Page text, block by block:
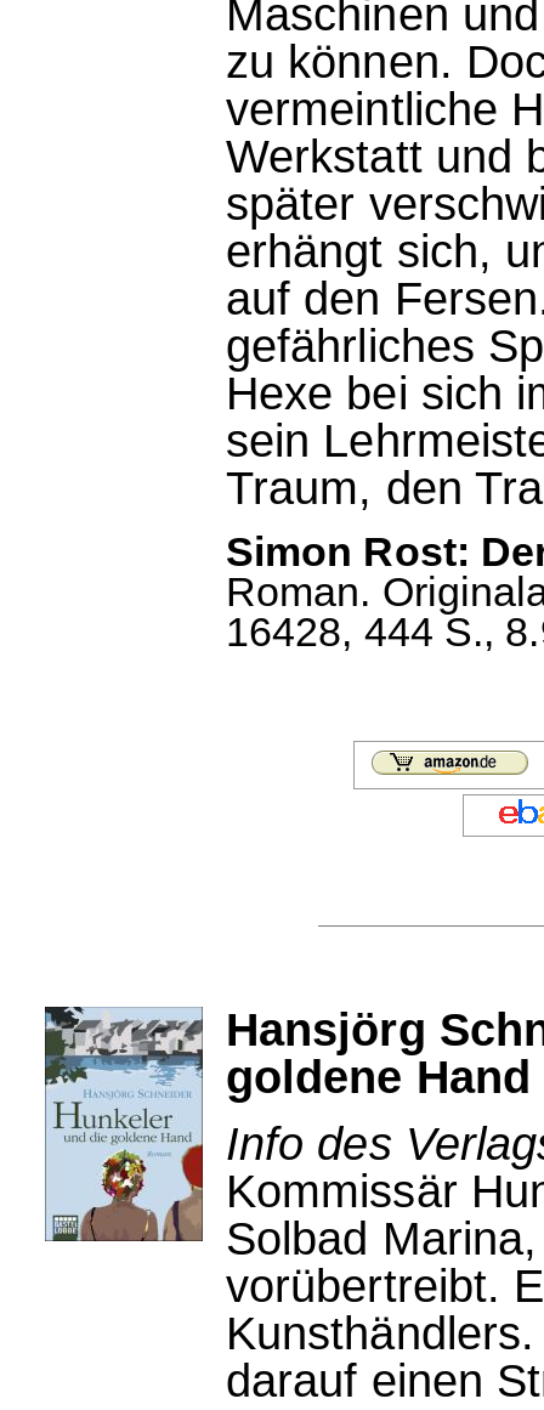
Maschinen
zu können.
vermeintliche
Werkstatt und
später
erhängt sich,
auf den
gefährliches
Hexe bei sich
sein
Traum, den
Simon Rost:
Roman.
16428, 444 S.,
Hansjörg
goldene Hand
Info des
Kommissär
Solbad
vorübertreibt.
darauf einen